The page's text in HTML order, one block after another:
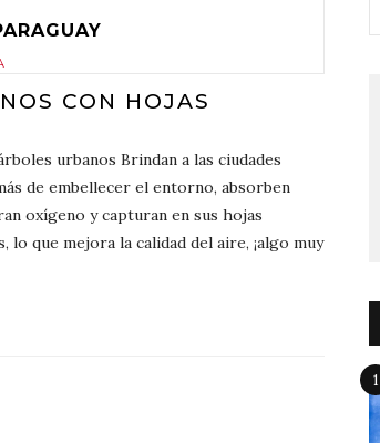
CON HOJAS
urbanos Brindan a las ciudades
de embellecer el entorno, absorben
oxígeno y capturan en sus hojas
lo que mejora la calidad del aire, ¡algo muy
1